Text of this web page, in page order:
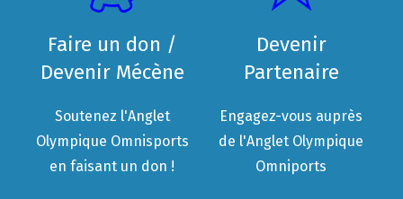
Faire un don /
Devenir Mécène
Soutenez l'Anglet
Olympique Omnisports
en faisant un don !
Devenir
Partenaire
Engagez-vous auprès
de l'Anglet Olympique
Omniports